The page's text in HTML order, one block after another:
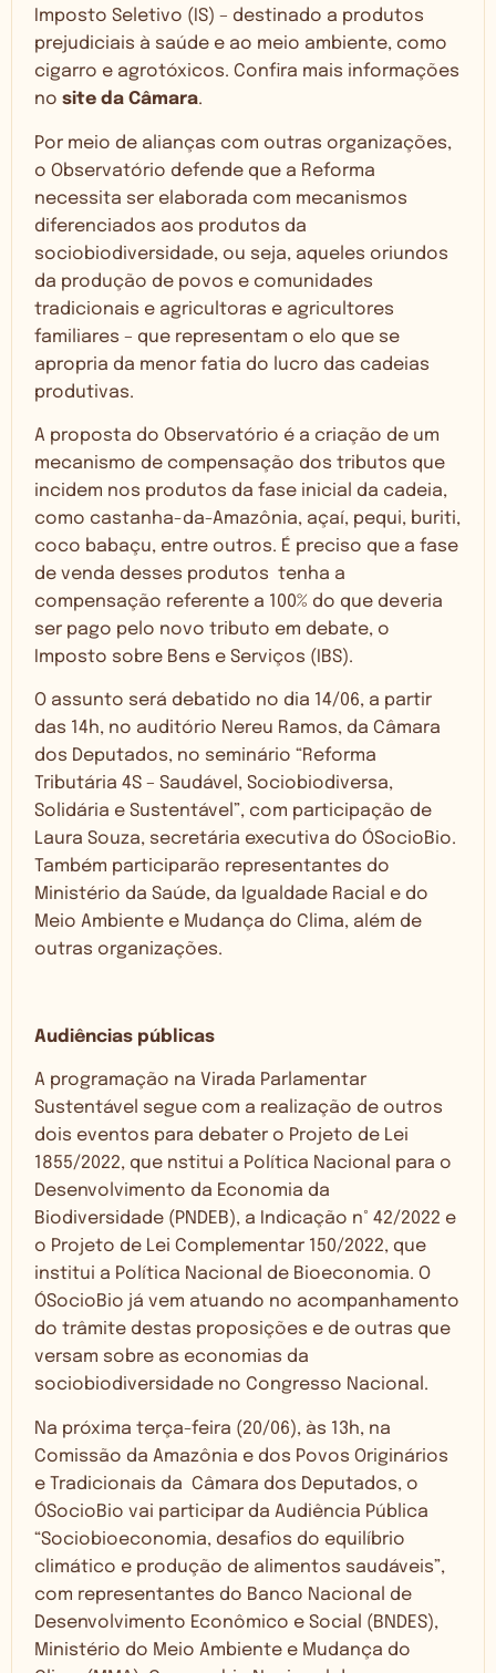
Imposto Seletivo (IS) – destinado a produtos
prejudiciais à saúde e ao meio ambiente, como
cigarro e agrotóxicos. Confira mais informações
no site da Câmara.
Por meio de alianças com outras organizações,
o Observatório defende que a Reforma
necessita ser elaborada com mecanismos
diferenciados aos produtos da
sociobiodiversidade, ou seja, aqueles oriundos
da produção de povos e comunidades
tradicionais e agricultoras e agricultores
familiares – que representam o elo que se
apropria da menor fatia do lucro das cadeias
produtivas.
A proposta do Observatório é a criação de um
mecanismo de compensação dos tributos que
incidem nos produtos da fase inicial da cadeia,
como castanha-da-Amazônia, açaí, pequi, buriti,
coco babaçu, entre outros. É preciso que a fase
de venda desses produtos tenha a
compensação referente a 100% do que deveria
ser pago pelo novo tributo em debate, o
Imposto sobre Bens e Serviços (IBS).
O assunto será debatido no dia 14/06, a partir
das 14h, no auditório Nereu Ramos, da Câmara
dos Deputados, no seminário “Reforma
Tributária 4S – Saudável, Sociobiodiversa,
Solidária e Sustentável”, com participação de
Laura Souza, secretária executiva do ÓSocioBio.
Também participarão representantes do
Ministério da Saúde, da Igualdade Racial e do
Meio Ambiente e Mudança do Clima, além de
outras organizações.
Audiências públicas
A programação na Virada Parlamentar
Sustentável segue com a realização de outros
dois eventos para debater o Projeto de Lei
1855/2022, que nstitui a Política Nacional para o
Desenvolvimento da Economia da
Biodiversidade (PNDEB), a Indicação n° 42/2022 e
o Projeto de Lei Complementar 150/2022, que
institui a Política Nacional de Bioeconomia. O
ÓSocioBio já vem atuando no acompanhamento
do trâmite destas proposições e de outras que
versam sobre as economias da
sociobiodiversidade no Congresso Nacional.
Na próxima terça-feira (20/06), às 13h, na
Comissão da Amazônia e dos Povos Originários
e Tradicionais da Câmara dos Deputados, o
ÓSocioBio vai participar da Audiência Pública
“Sociobioeconomia, desafios do equilíbrio
climático e produção de alimentos saudáveis”,
com representantes do Banco Nacional de
Desenvolvimento Econômico e Social (BNDES),
Ministério do Meio Ambiente e Mudança do